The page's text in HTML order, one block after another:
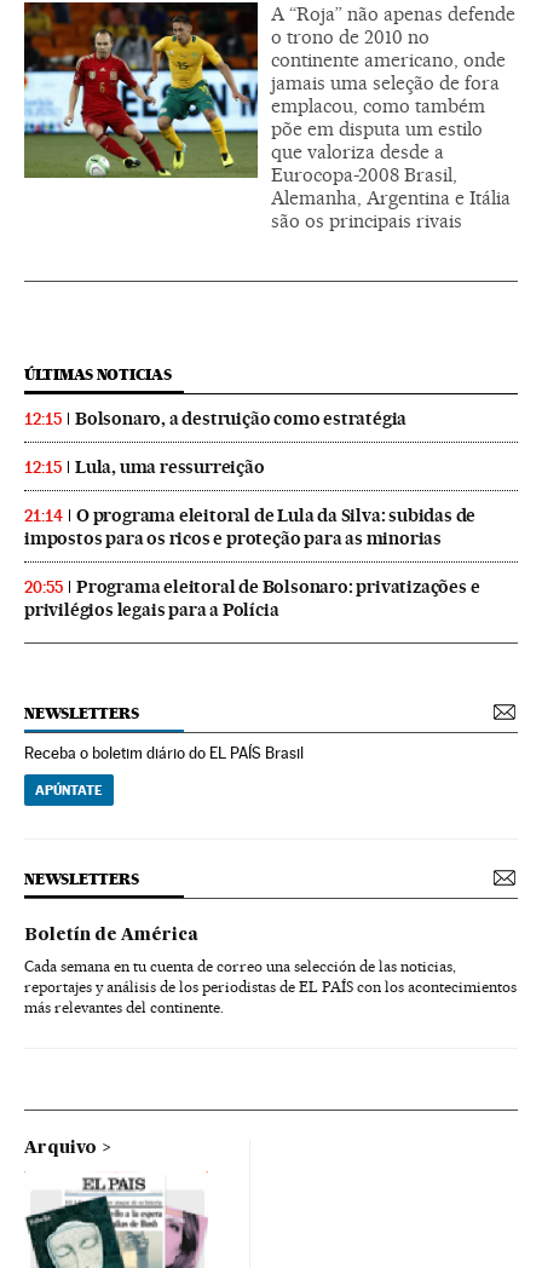
A “Roja” não apenas defende
o trono de 2010 no
continente americano, onde
jamais uma seleção de fora
emplacou, como também
põe em disputa um estilo
que valoriza desde a
Eurocopa-2008 Brasil,
Alemanha, Argentina e Itália
são os principais rivais
ÚLTIMAS NOTICIAS
12:15 Bolsonaro, a destruição como estratégia
12:15 Lula, uma ressurreição
21:14
O programa eleitoral de Lula da Silva: subidas de
impostos para os ricos e proteção para as minorias
20:55
Programa eleitoral de Bolsonaro: privatizações e
privilégios legais para a Polícia
NEWSLETTERS
Receba o boletim diário do EL PAÍS Brasil
APÚNTATE
NEWSLETTERS
Boletín de América
Cada semana en tu cuenta de correo una selección de las noticias,
reportajes y análisis de los periodistas de EL PAÍS con los acontecimientos
más relevantes del continente.
Arquivo